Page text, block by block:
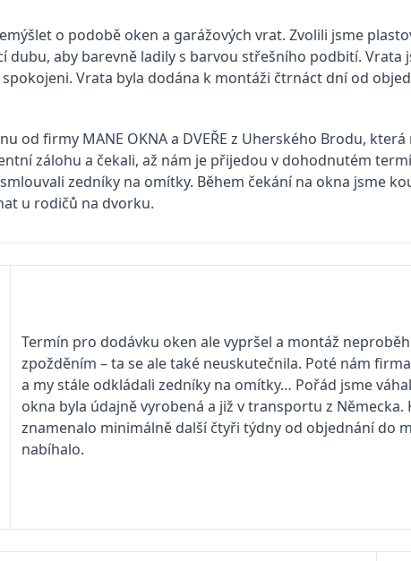
o podobě oken a garážových vrat. Zvolili jsme
dubu, aby barevně ladily s barvou střešního podbití. Vrata
Vrata byla dodána k montáži čtrnáct dní od
od firmy MANE OKNA a DVEŘE z Uherského Brodu, která
zálohu a čekali, až nám je přijedou v dohodnutém
zedníky na omítky. Během čekání na okna jsme
u rodičů na dvorku.
Termín pro dodávku oken ale vypršel a montáž
zpožděním – ta se ale také neuskutečnila. Poté nám
a my stále odkládali zedníky na omítky… Pořád jsme
okna byla údajně vyrobená a již v transportu z
znamenalo minimálně další čtyři týdny od objednání do
nabíhalo.